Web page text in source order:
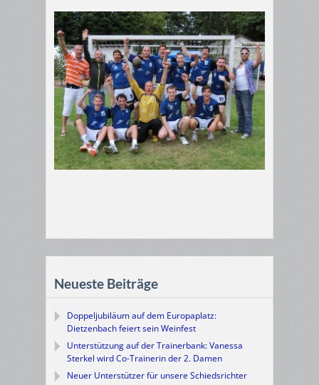
Neueste Beiträge
Doppeljubiläum auf dem Europaplatz:
Dietzenbach feiert sein Weinfest
Unterstützung auf der Trainerbank: Vanessa
Sterkel wird Co-Trainerin der 2. Damen
Neuer Unterstützer für unsere Schiedsrichter